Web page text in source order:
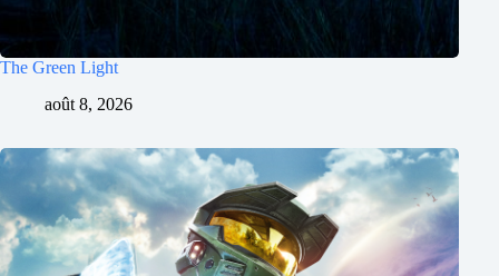
The Green Light
août 8, 2026